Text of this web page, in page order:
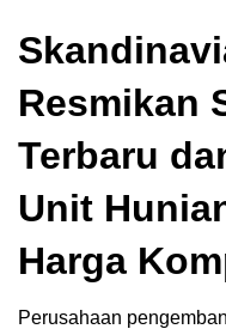
Resmikan
Terbaru
Unit
Harga
Perusahaan